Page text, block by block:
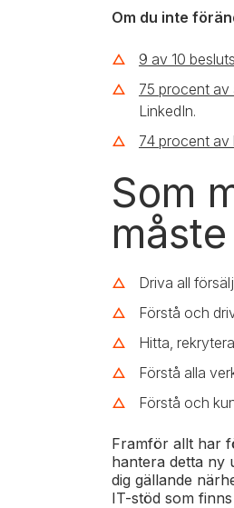
Om du inte
9 av 10
75 procent av
LinkedIn.
74 procent av
Som
Driva all
Förstå och
Hitta,
Förstå alla
Förstå och
Framför allt har
hantera detta ny
dig gällande
IT-stöd som